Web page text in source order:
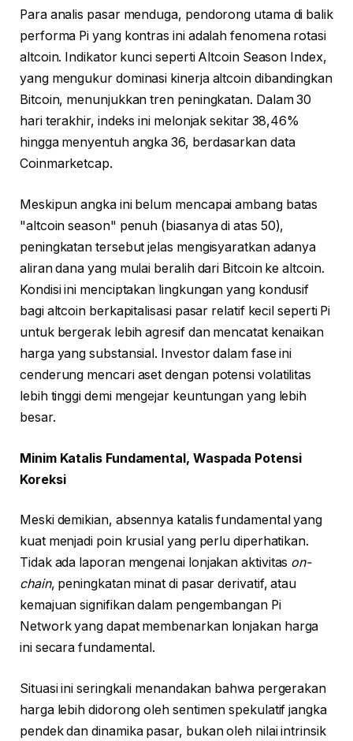
Para analis pasar menduga, pendorong utama di balik
performa Pi yang kontras ini adalah fenomena rotasi
altcoin. Indikator kunci seperti Altcoin Season Index,
yang mengukur dominasi kinerja altcoin dibandingkan
Bitcoin, menunjukkan tren peningkatan. Dalam 30
hari terakhir, indeks ini melonjak sekitar 38,46%
hingga menyentuh angka 36, berdasarkan data
Coinmarketcap.
Meskipun angka ini belum mencapai ambang batas
"altcoin season" penuh (biasanya di atas 50),
peningkatan tersebut jelas mengisyaratkan adanya
aliran dana yang mulai beralih dari Bitcoin ke altcoin.
Kondisi ini menciptakan lingkungan yang kondusif
bagi altcoin berkapitalisasi pasar relatif kecil seperti Pi
untuk bergerak lebih agresif dan mencatat kenaikan
harga yang substansial. Investor dalam fase ini
cenderung mencari aset dengan potensi volatilitas
lebih tinggi demi mengejar keuntungan yang lebih
besar.
Minim Katalis Fundamental, Waspada Potensi
Koreksi
Meski demikian, absennya katalis fundamental yang
kuat menjadi poin krusial yang perlu diperhatikan.
Tidak ada laporan mengenai lonjakan aktivitas on-
chain, peningkatan minat di pasar derivatif, atau
kemajuan signifikan dalam pengembangan Pi
Network yang dapat membenarkan lonjakan harga
ini secara fundamental.
Situasi ini seringkali menandakan bahwa pergerakan
harga lebih didorong oleh sentimen spekulatif jangka
pendek dan dinamika pasar, bukan oleh nilai intrinsik